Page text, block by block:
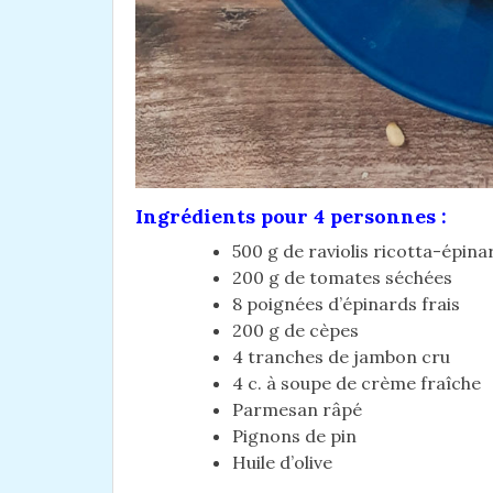
Ingrédients pour 4 personnes :
500 g de raviolis ricotta-
200 g de tomates séchées
8 poignées d’épinards frais
200 g de cèpes
4 tranches de jambon cru
4 c. à soupe de crème fraîche
Parmesan râpé
Pignons de pin
Huile d’olive